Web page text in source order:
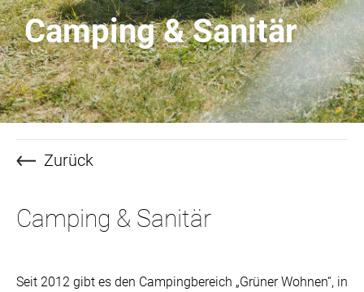
Camping & Sanitär
Zurück
Camping & Sanitär
Seit 2012 gibt es den Campingbereich „Grüner Wohnen“, in